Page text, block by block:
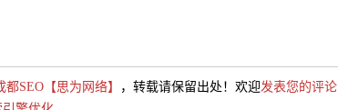
SEO【思为网络】 ，转载请保留出处！欢迎发表您的评论